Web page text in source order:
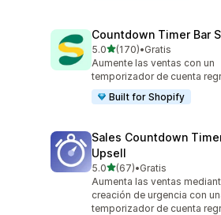
Countdown Timer Bar
5.0de 5 estrellas
(170)
170 reseñas en total
•Gratis
Aumente las ventas con un
temporizador de cuenta
Built for Shopify
Sales Countdown
Upsell
5.0de 5 estrellas
(67)
67 reseñas en total
•Gratis
Aumenta las ventas
creación de urgencia con
temporizador de cuenta